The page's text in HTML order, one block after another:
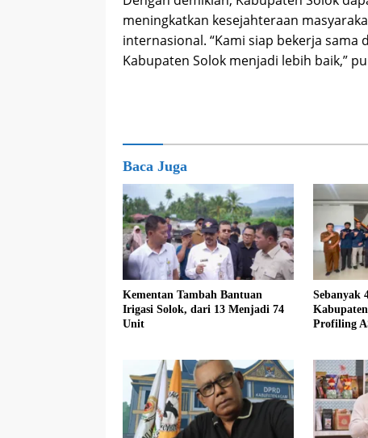
meningkatkan kesejahteraan
internasional. “Kami siap bekerja
Kabupaten Solok menjadi lebih baik,”
Baca Juga
Kementan Tambah Bantuan
Irigasi Solok, dari 13 Menjadi 74
Unit
Sebanyak
Profiling